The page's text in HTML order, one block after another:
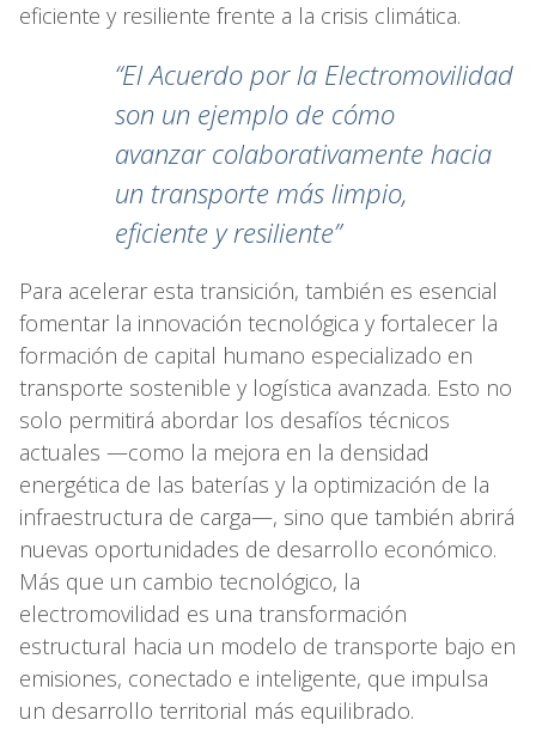
eficiente y resiliente frente a la crisis climática.
“El Acuerdo por la Electromovilidad
son un ejemplo de cómo
avanzar colaborativamente hacia
un transporte más limpio,
eficiente y resiliente”
Para acelerar esta transición, también es esencial
fomentar la innovación tecnológica y fortalecer la
formación de capital humano especializado en
transporte sostenible y logística avanzada. Esto no
solo permitirá abordar los desafíos técnicos
actuales —como la mejora en la densidad
energética de las baterías y la optimización de la
infraestructura de carga—, sino que también abrirá
nuevas oportunidades de desarrollo económico.
Más que un cambio tecnológico, la
electromovilidad es una transformación
estructural hacia un modelo de transporte bajo en
emisiones, conectado e inteligente, que impulsa
un desarrollo territorial más equilibrado.